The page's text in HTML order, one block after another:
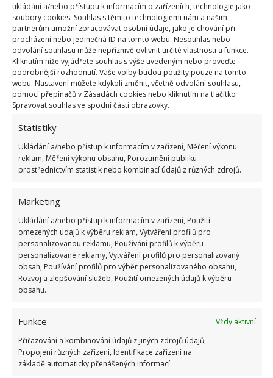
ukládání a/nebo přístupu k informacím o zařízeních, technologie jako
soubory cookies. Souhlas s těmito technologiemi nám a našim
partnerům umožní zpracovávat osobní údaje, jako je chování při
procházení nebo jedinečná ID na tomto webu. Nesouhlas nebo
odvolání souhlasu může nepříznivě ovlivnit určité vlastnosti a funkce.
Kliknutím níže vyjádřete souhlas s výše uvedeným nebo proveďte
podrobnější rozhodnutí. Vaše volby budou použity pouze na tomto
webu. Nastavení můžete kdykoli změnit, včetně odvolání souhlasu,
pomocí přepínačů v Zásadách cookies nebo kliknutím na tlačítko
Spravovat souhlas ve spodní části obrazovky.
Statistiky
Ukládání a/nebo přístup k informacím v zařízení, Měření výkonu
reklam, Měření výkonu obsahu, Porozumění publiku
prostřednictvím statistik nebo kombinací údajů z různých zdrojů.
Marketing
Ukládání a/nebo přístup k informacím v zařízení, Použití
omezených údajů k výběru reklam, Vytváření profilů pro
personalizovanou reklamu, Používání profilů k výběru
personalizované reklamy, Vytváření profilů pro personalizovaný
obsah, Používání profilů pro výběr personalizovaného obsahu,
Rozvoj a zlepšování služeb, Použití omezených údajů k výběru
obsahu.
Funkce
Vždy aktivní
Přiřazování a kombinování údajů z jiných zdrojů údajů,
Propojení různých zařízení, Identifikace zařízení na
základě automaticky přenášených informací.
Chladírenské zásuvky
Tento venkovní kuchyňský koutek se nachází v malém
chicagském dvoře a dokazuje, že nepotřebujete
spoustu venkovního prostoru pro stylovou a funkční
chladí pivo, nápoje a další občerstvení.